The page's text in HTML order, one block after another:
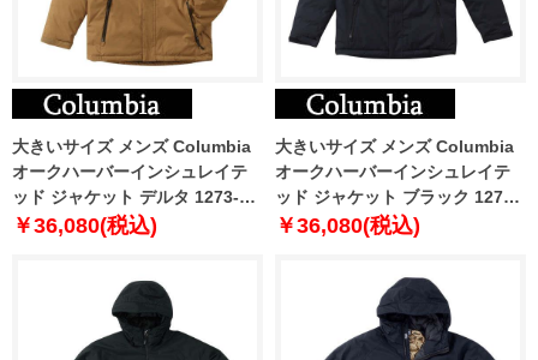
大きいサイズ メンズ Columbia
オークハーバーインシュレイテ
ッド ジャケット デルタ 1273-
3370-1 1X 2X 3X 4X 5X 6X
￥36,080(税込)
大きいサイズ メンズ Columbia
オークハーバーインシュレイテ
ッド ジャケット ブラック 1273-
3370-2 1X 2X 3X 4X 5X 6X
￥36,080(税込)